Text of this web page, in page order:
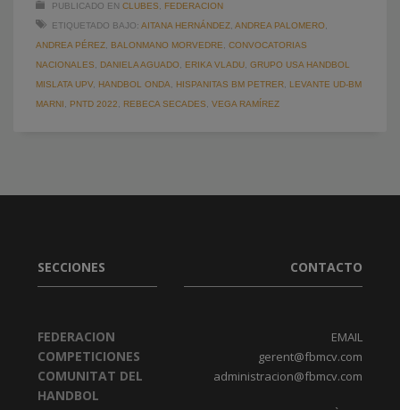
PUBLICADO EN CLUBES, FEDERACION
ETIQUETADO BAJO: AITANA HERNÁNDEZ, ANDREA PALOMERO,
ANDREA PÉREZ, BALONMANO MORVEDRE, CONVOCATORIAS
NACIONALES, DANIELA AGUADO, ERIKA VLADU, GRUPO USA HANDBOL
MISLATA UPV, HANDBOL ONDA, HISPANITAS BM PETRER, LEVANTE UD-BM
MARNI, PNTD 2022, REBECA SECADES, VEGA RAMÍREZ
SECCIONES
FEDERACION
COMPETICIONES
COMUNITAT DEL
HANDBOL
CONTACTO
EMAIL
gerent@fbmcv.com
administracion@fbmcv.com